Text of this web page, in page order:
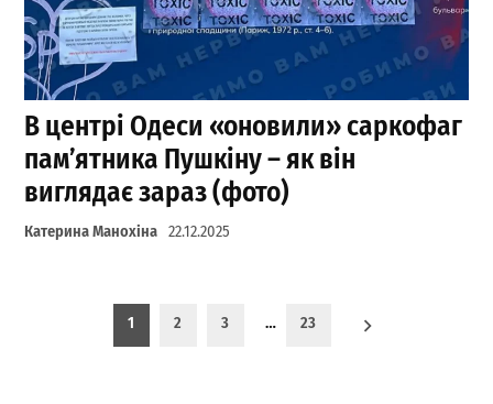
В центрі Одеси «оновили» саркофаг
пам’ятника Пушкіну – як він
виглядає зараз (фото)
Катерина Манохіна 22.12.2025
Пагинация записей
1 2 3 … 23